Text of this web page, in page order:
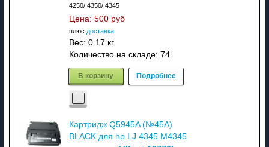
4250/ 4350/ 4345
Цена: 500 руб
плюс доставка
Вес: 0.17 кг.
Количество на складе: 74
В корзину Подробнее
Картридж Q5945A (№45A)
BLACK для hp LJ 4345 M4345